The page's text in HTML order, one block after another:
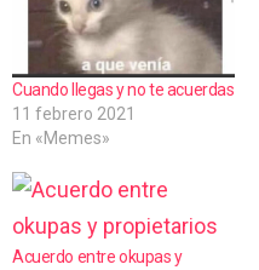
Cuando llegas y no te acuerdas
11 febrero 2021
En «Memes»
Acuerdo entre okupas y